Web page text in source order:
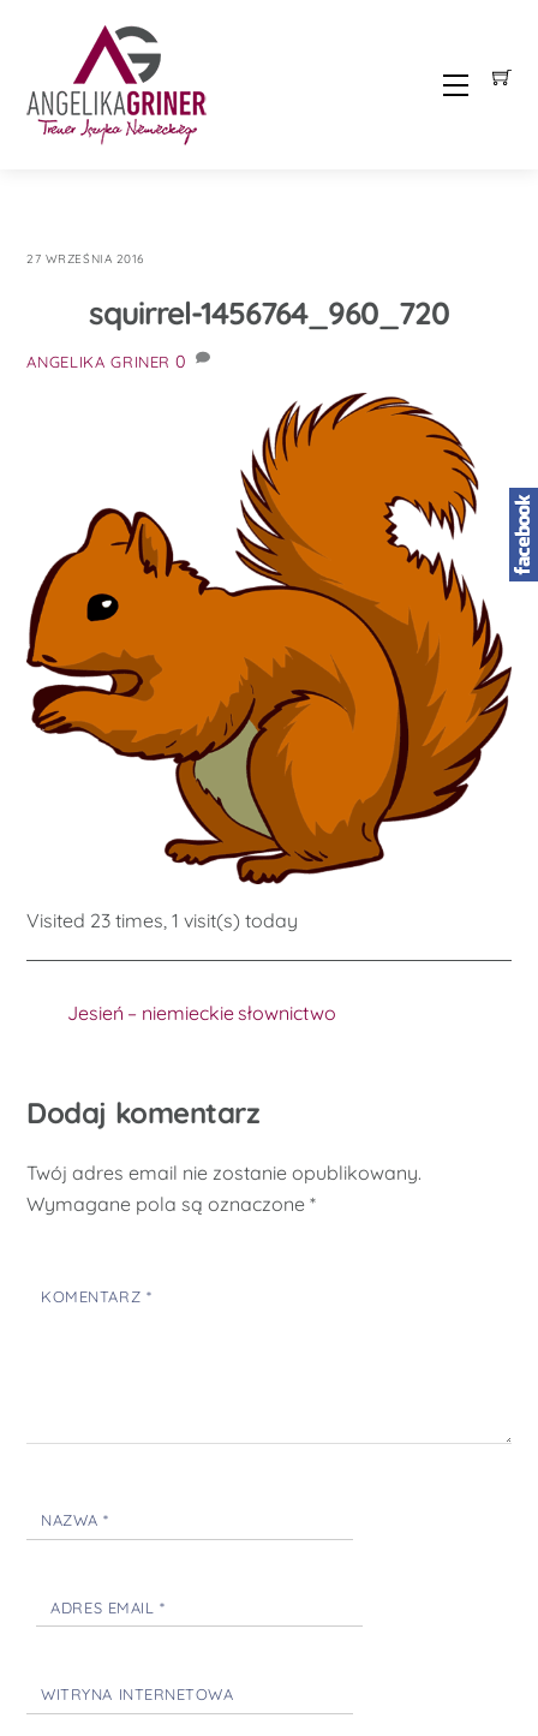
Menu
27 WRZEŚNIA 2016
squirrel-1456764_960_720
ANGELIKA GRINER 0
Visited 23 times, 1 visit(s) today
Jesień – niemieckie słownictwo
Dodaj komentarz
Twój adres email nie zostanie opublikowany.
Wymagane pola są oznaczone*
KOMENTARZ *
NAZWA*
ADRES EMAIL *
WITRYNA INTERNETOWA